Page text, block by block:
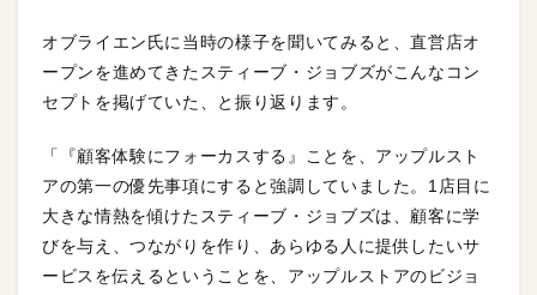
オブライエン氏に当時の様子を聞いてみると、直営店オ
ープンを進めてきたスティーブ・ジョブズがこんなコン
セプトを掲げていた、と振り返ります。
「『顧客体験にフォーカスする』ことを、アップルスト
アの第一の優先事項にすると強調していました。1店目に
大きな情熱を傾けたスティーブ・ジョブズは、顧客に学
びを与え、つながりを作り、あらゆる人に提供したいサ
ービスを伝えるということを、アップルストアのビジョ